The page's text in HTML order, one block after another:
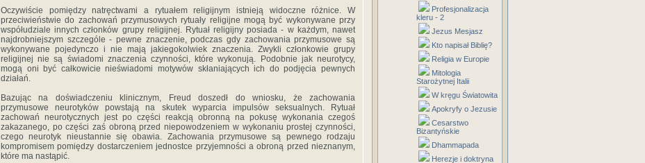
Oczywiście pomiędzy natręctwami a rytuałem religijnym istnieją widoczne różnice. W
przeciwieństwie do zachowań przymusowych rytuały religijne mogą być wykonywane przy
współudziale innych członków grupy religijnej. Rytuał religijny posiada - w każdym, nawet
najdrobniejszym szczególe - pewne znaczenie, podczas gdy zachowania przymusowe są
wykonywane pojedynczo i nie mają jakiegokolwiek znaczenia. Zwykli członkowie grupy
religijnej nie są świadomi znaczenia czynności, które wykonują. Podobnie jak neurotycy,
mogą oni być całkowicie nieświadomi motywów skłaniających ich do podjęcia pewnych
działań.
Bazując na doświadczeniu klinicznym, Freud doszedł do wniosku, że zachowania
przymusowe neurotyków powstają na skutek wyparcia impulsów seksualnych. Rytuał
zachowań neurotycznych jest po części reakcją obronną na pokusę wykonania czegoś
zakazanego, po części zaś obroną przed niepowodzeniem w wykonaniu prostej czynności,
czego neurotyk nieustannie się obawia. Zachowania przymusowe są pewnego rodzaju
kompromisem pomiędzy dostarczeniem jednostce przyjemności a obroną przed nieznanym,
które ma nastąpić.
Profesjonalizacja
kleru - 2
Jezus Mesjasz
Kto napisał Biblię?
Religia w Europie
Mitologia
Starożytnej Italii
W kręgu Światowita
Apokryfy o Jezusie
Cesarstwo
Bizantyńskie
Dhammapada
Herezje i doktryna